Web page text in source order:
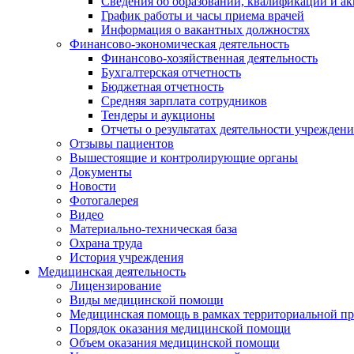
График работы и часы приема врачей
Информация о вакантных должностях
Финансово-экономическая деятельность
Финансово-хозяйственная деятельность
Бухгалтерская отчетность
Бюджетная отчетность
Средняя зарплата сотрудников
Тендеры и аукционы
Отчеты о результатах деятельности
Отзывы пациентов
Вышестоящие и контролирующие органы
Документы
Новости
Фотогалерея
Видео
Материально-техническая база
Охрана труда
История учреждения
Медицинская деятельность
Лицензирование
Виды медицинской помощи
Медицинская помощь в рамках территориальной
Порядок оказания медицинской помощи
Объем оказания медицинской помощи